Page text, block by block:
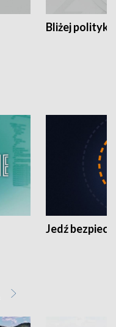
Bliżej polityki
Jedź